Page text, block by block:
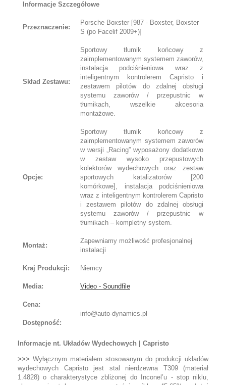
Informacje Szczegółowe
Przeznaczenie:
Porsche Boxster [987 - Boxster, Boxster
S (po Facelif 2009+)]
Skład Zestawu:
Sportowy tłumik końcowy z
zaimplementowanym systemem zaworów,
instalacja podciśnieniowa wraz z
inteligentnym kontrolerem Capristo i
zestawem pilotów do zdalnej obsługi
systemu zaworów / przepustnic w
tłumikach, wszelkie akcesoria
montażowe.
Opcje:
Sportowy tłumik końcowy z
zaimplementowanym systemem zaworów
w wersji „Racing” wyposażony dodatkowo
w zestaw wysoko przepustowych
kolektorów wydechowych oraz zestaw
sportowych katalizatorów [200
komórkowe], instalacja podciśnieniowa
wraz z inteligentnym kontrolerem Capristo
i zestawem pilotów do zdalnej obsługi
systemu zaworów / przepustnic w
tłumikach – kompletny system.
Montaż:
Zapewniamy możliwość profesjonalnej
instalacji
Kraj Produkcji: Niemcy
Media: Video - Soundfile
Cena:
info@auto-dynamics.pl
Dostępność:
Informacje nt. Układów Wydechowych | Capristo
>>> Wyłącznym materiałem stosowanym do produkcji układów
wydechowych Capristo jest stal nierdzewna T309 (materiał
1.4828) o charakterystyce zbliżonej do Inconel’u - stop niklu,